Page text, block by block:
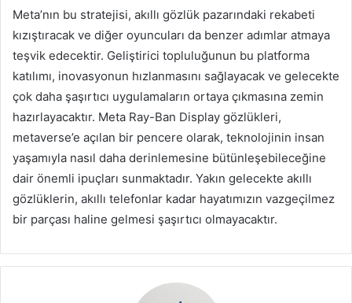
Meta’nın bu stratejisi, akıllı gözlük pazarındaki rekabeti
kızıştıracak ve diğer oyuncuları da benzer adımlar atmaya
teşvik edecektir. Geliştirici topluluğunun bu platforma
katılımı, inovasyonun hızlanmasını sağlayacak ve gelecekte
çok daha şaşırtıcı uygulamaların ortaya çıkmasına zemin
hazırlayacaktır. Meta Ray-Ban Display gözlükleri,
metaverse’e açılan bir pencere olarak, teknolojinin insan
yaşamıyla nasıl daha derinlemesine bütünleşebileceğine
dair önemli ipuçları sunmaktadır. Yakın gelecekte akıllı
gözlüklerin, akıllı telefonlar kadar hayatımızın vazgeçilmez
bir parçası haline gelmesi şaşırtıcı olmayacaktır.